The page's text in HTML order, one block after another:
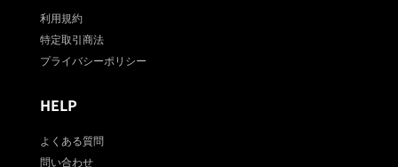
利用規約
特定取引商法
プライバシーポリシー
HELP
よくある質問
問い合わせ